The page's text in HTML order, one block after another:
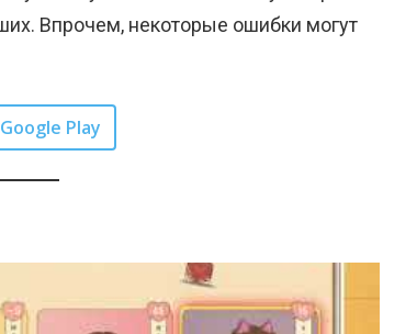
Впрочем, некоторые ошибки могут
Play